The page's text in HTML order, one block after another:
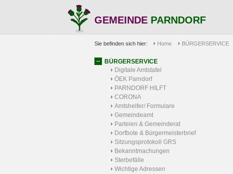
GEMEINDE PARNDORF
Sie befinden sich hier: Home BÜRGERSERVICE
BÜRGERSERVICE
Digitale Amtstafel
ÖEK Parndorf
PARNDORF HILFT
CORONA
Amtshelfer/ Formulare
Gemeindeamt
Parteien & Gemeinderat
Dorfbote & Bürgermeisterbrief
Sitzungsprotokoll GRS
Bekanntmachungen
Sterbefälle
Wichtige Adressen